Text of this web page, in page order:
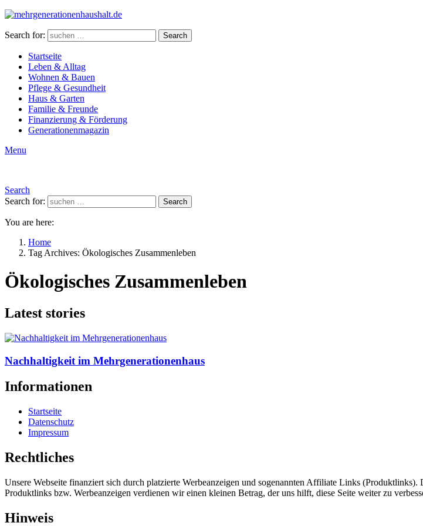
Search for: Search
Startseite
Leben & Alltag
Wohnen & Bauen
Pflege & Gesundheit
Haus & Garten
Familie & Freunde
Finanzierung & Förderung
Generationenmagazin
Menu
Search
Search for:
Search
You are here:
Home
Tag Archives: Ökologisches Zusammenleben
Ökologisches Zusammenleben
Latest stories
Nachhaltigkeit im Mehrgenerationenhaus
Informationen
Startseite
Datenschutz
Impressum
Rechtliches
Unsere Webseite finanziert sich durch platzierte Werbeanzeigen und sogenannten Affiliate Links
Produktlinks bzw. Werbeanzeigen verdienen wir einen kleinen Betrag, der uns hilft, diese Seite weiter zu
Hinweis